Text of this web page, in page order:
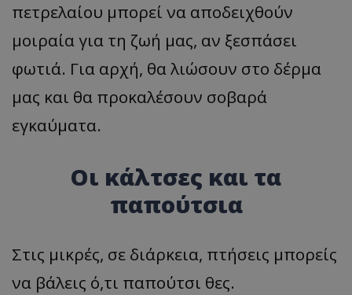
πετρελαίου μπορεί να αποδειχθούν
μοιραία για τη ζωή μας, αν ξεσπάσει
φωτιά. Για αρχή, θα λιώσουν στο δέρμα
μας και θα προκαλέσουν σοβαρά
εγκαύματα.
Οι κάλτσες και τα
παπούτσια
Στις μικρές, σε διάρκεια, πτήσεις μπορείς
να βάλεις ό,τι παπούτσι θες.